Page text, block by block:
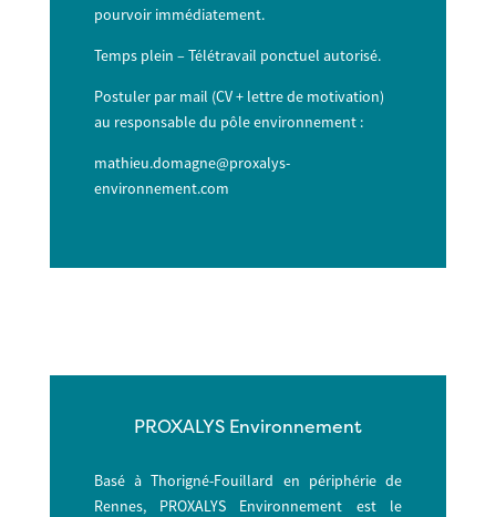
pourvoir immédiatement.
Temps plein – Télétravail ponctuel autorisé.
Postuler par mail (CV + lettre de motivation)
au responsable du pôle environnement :
mathieu.domagne@proxalys-
environnement.com
PROXALYS Environnement
Basé à Thorigné-Fouillard en périphérie de
Rennes, PROXALYS Environnement est le